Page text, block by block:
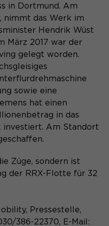
System dieser
Basis-Cookies sind
Ihr Besuch auf der
es der Website, Sie
somit Ihre Sitzung
Es speichert bei
Login für einen
Bereich die Benutzer-
Wert (sog.
entsprechenden
des Nutzers.
wird beim
eines Besuchers.
automatische
durch GTranslate.
automatische
Website.
in Dortmund. Am
nimmt das Werk im
Hendrik Wüst
März 2017 war der
gelegt worden.
sowie eine
hat einen
in das
investiert. Am Standort
Züge, sondern ist
der RRX-Flotte für 32
Pressestelle,
386-22370, E-Mail: